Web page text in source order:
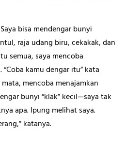
bisa mendengar bunyi
raja udang biru, cekakak, dan
semua, saya mencoba
kamu dengar itu” kata
mencoba menajamkan
bunyi “klak” kecil—saya tak
apa. Ipung melihat saya.
katanya.